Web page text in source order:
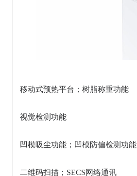
移动式预热平台；树脂称重功能
视觉检测功能
凹模吸尘功能；凹模防偏检测功能
二维码扫描；SECS网络通讯